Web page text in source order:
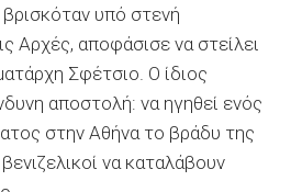
υπό στενή
Αρχές, αποφάσισε να στείλει
Σφέτσιο. Ο ίδιος
αποστολή: να ηγηθεί ενός
στην Αθήνα το βράδυ της
να καταλάβουν